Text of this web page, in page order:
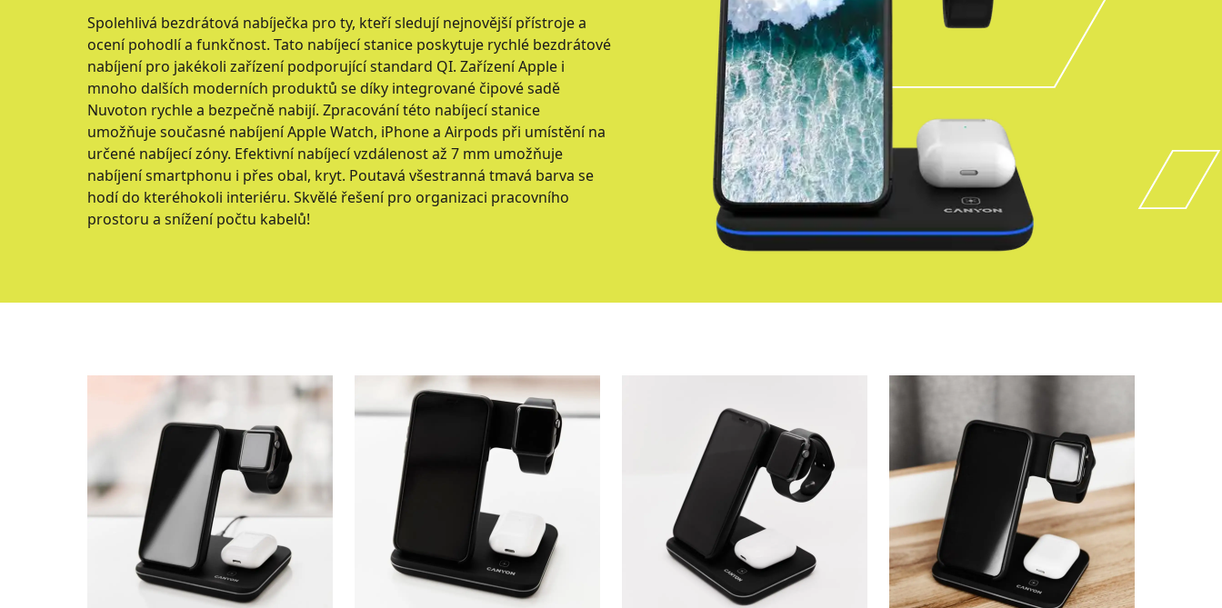
Spolehlivá bezdrátová nabíječka pro ty, kteří sledují nejnovější přístroje a
ocení pohodlí a funkčnost. Tato nabíjecí stanice poskytuje rychlé bezdrátové
nabíjení pro jakékoli zařízení podporující standard QI. Zařízení Apple i
mnoho dalších moderních produktů se díky integrované čipové sadě
Nuvoton rychle a bezpečně nabijí. Zpracování této nabíjecí stanice
umožňuje současné nabíjení Apple Watch, iPhone a Airpods při umístění na
určené nabíjecí zóny. Efektivní nabíjecí vzdálenost až 7 mm umožňuje
nabíjení smartphonu i přes obal, kryt. Poutavá všestranná tmavá barva se
hodí do kteréhokoli interiéru. Skvělé řešení pro organizaci pracovního
prostoru a snížení počtu kabelů!